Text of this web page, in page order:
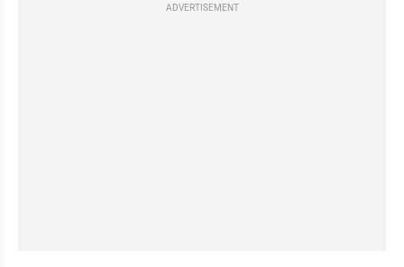
ADVERTISEMENT